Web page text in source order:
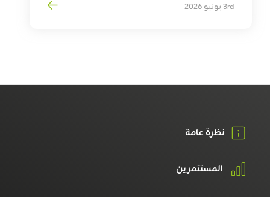
3rd يونيو 2026
نظرة عامة
المستثمرين